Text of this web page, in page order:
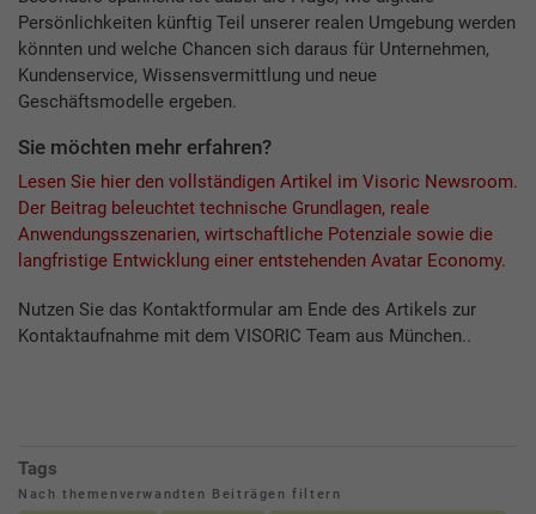
Persönlichkeiten künftig Teil unserer realen Umgebung werden
könnten und welche Chancen sich daraus für Unternehmen,
Kundenservice, Wissensvermittlung und neue
Geschäftsmodelle ergeben.
Sie möchten mehr erfahren?
Lesen Sie hier den vollständigen Artikel im Visoric Newsroom.
Der Beitrag beleuchtet technische Grundlagen, reale
Anwendungsszenarien, wirtschaftliche Potenziale sowie die
langfristige Entwicklung einer entstehenden Avatar Economy.
Nutzen Sie das Kontaktformular am Ende des Artikels zur
Kontaktaufnahme mit dem VISORIC Team aus München..
Tags
Nach themenverwandten Beiträgen filtern